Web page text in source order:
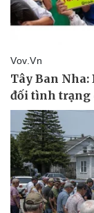
Pháp luật
Vụ án
Tư vấn luật